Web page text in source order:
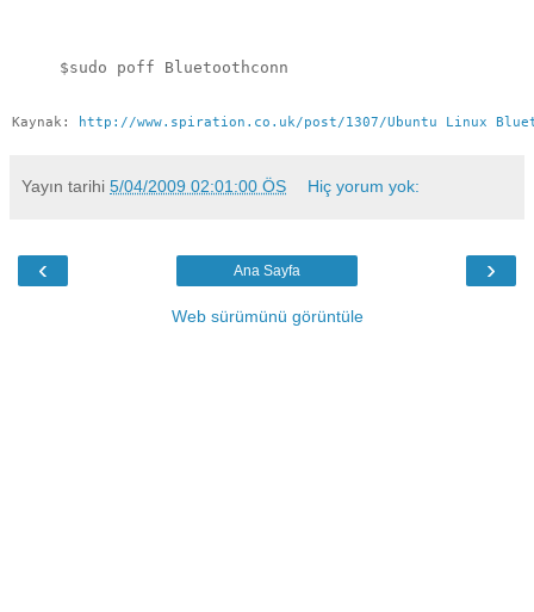
Kaynak: http://www.spiration.co.uk/post/1307/Ubuntu Linux
Yayın tarihi 5/04/2009 02:01:00 ÖS Hiç yorum yok:
‹ ›
Ana Sayfa
Web sürümünü görüntüle